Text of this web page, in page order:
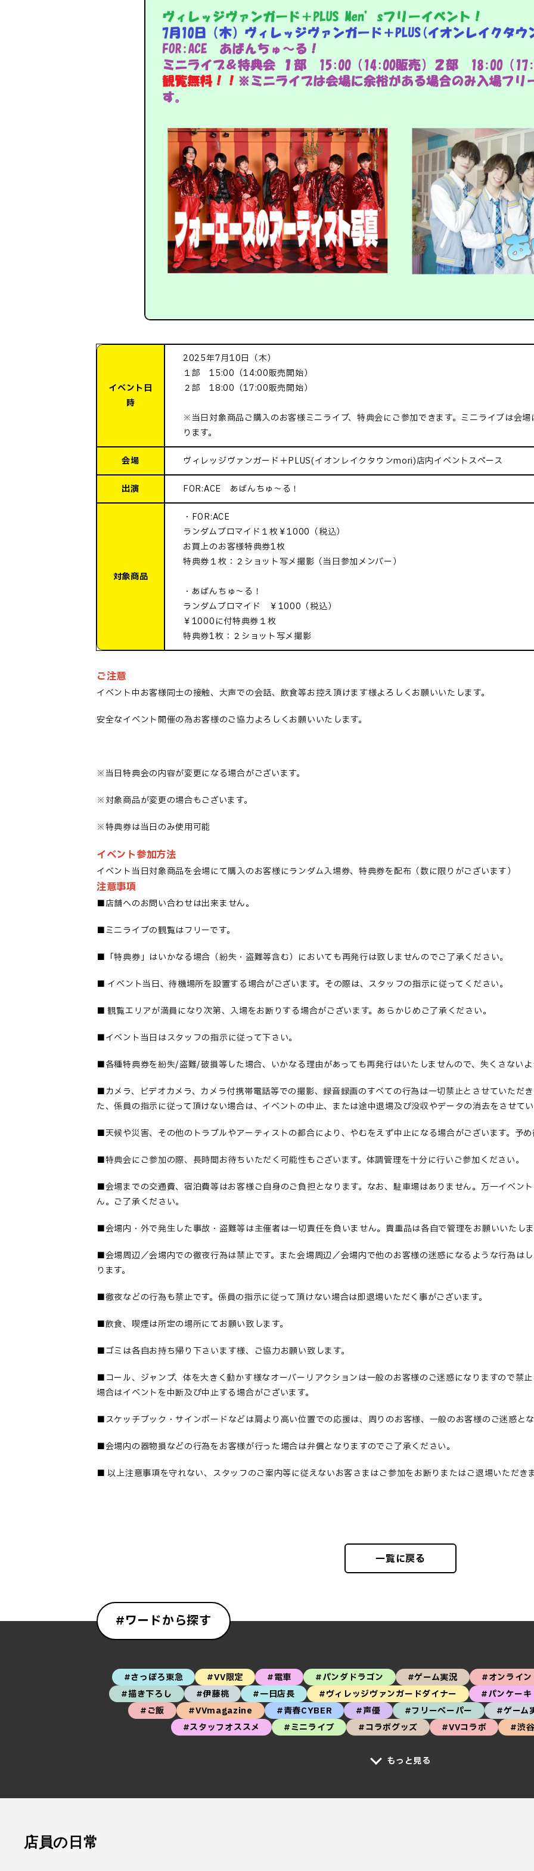
イベント日
時
2025年7月10日（木）
１部 15:00（14:00販売開始）
２部 18:00（17:00販売開始）
※当日対象商品ご購入のお客様ミニライブ、特典会にご参加できます。ミニライブは会
ります。
会場 ヴィレッジヴァンガード＋PLUS(イオンレイクタウンmori)店内イベントスペース
出演 FOR:ACE あばんちゅ～る！
対象商品
・FOR:ACE
ランダムブロマイド１枚￥1000（税込）
お買上のお客様特典券1枚
特典券１枚：２ショット写メ撮影（当日参加メンバー）
・あばんちゅ～る！
ランダムブロマイド ￥1000（税込）
￥1000に付特典券１枚
特典券1枚：２ショット写メ撮影
ご注意
イベント中お客様同士の接触、大声での会話、飲食等お控え頂けます様よろしくお願いいたします。
安全なイベント開催の為お客様のご協力よろしくお願いいたします。
※当日特典会の内容が変更になる場合がございます。
※対象商品が変更の場合もございます。
※特典券は当日のみ使用可能
イベント参加方法
イベント当日対象商品を会場にて購入のお客様にランダム入場券、特典券を配布（数に限りがございます）
注意事項
■店舗へのお問い合わせは出来ません。
■ミニライブの観覧はフリーです。
■「特典券」はいかなる場合（紛失・盗難等含む）においても再発行は致しませんのでご了承ください。
■ イベント当日、待機場所を設置する場合がございます。その際は、スタッフの指示に従ってください。
■ 観覧エリアが満員になり次第、入場をお断りする場合がございます。あらかじめご了承ください。
■イベント当日はスタッフの指示に従って下さい。
■各種特典券を紛失/盗難/破損等した場合、いかなる理由があっても再発行はいたしませんので、失くさないよ
■カメラ、ビデオカメラ、カメラ付携帯電話等での撮影、録音録画のすべての行為は一切禁止とさせていただ
た、係員の指示に従って頂けない場合は、イベントの中止、または途中退場及び没収やデータの消去をさせてい
■天候や災害、その他のトラブルやアーティストの都合により、やむをえず中止になる場合がございます。予
■特典会にご参加の際、長時間お待ちいただく可能性もございます。体調管理を十分に行いご参加ください。
■会場までの交通費、宿泊費等はお客様ご自身のご負担となります。なお、駐車場はありません。万一イベン
ん。ご了承ください。
■会場内・外で発生した事故・盗難等は主催者は一切責任を負いません。貴重品は各自で管理をお願いいたし
■会場周辺／会場内での徹夜行為は禁止です。また会場周辺／会場内で他のお客様の迷惑になるような行為は
ります。
■徹夜などの行為も禁止です。係員の指示に従って頂けない場合は即退場いただく事がございます。
■飲食、喫煙は所定の場所にてお願い致します。
■ゴミは各自お持ち帰り下さいます様、ご協力お願い致します。
■コール、ジャンプ、体を大きく動かす様なオーバーリアクションは一般のお客様のご迷惑になりますので禁
場合はイベントを中断及び中止する場合がございます。
■スケッチブック・サインボードなどは肩より高い位置での応援は、周りのお客様、一般のお客様のご迷惑と
■会場内の器物損などの行為をお客様が行った場合は弁償となりますのでご了承ください。
■ 以上注意事項を守れない、スタッフのご案内等に従えないお客さまはご参加をお断りまたはご退場いただきま
一覧に戻る
#ワードから探す
#さっぽろ東急 #VV限定 #電車 #パンダドラゴン #ゲーム実況 #オンライン
#描き下ろし
#伊藤桃 #一日店長 #ヴィレッジヴァンガードダイナー #パンケーキ
#ご飯
#VVmagazine #青春CYBER #声優 #フリーペーパー #ゲーム
#スタッフオススメ
#ミニライブ #コラボグッズ #VVコラボ #渋
もっと見る
店員の日常